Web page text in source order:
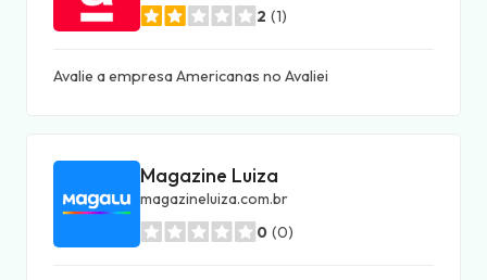
2 (1)
Avalie a empresa Americanas no Avaliei
Magazine Luiza
magazineluiza.com.br
0 (0)